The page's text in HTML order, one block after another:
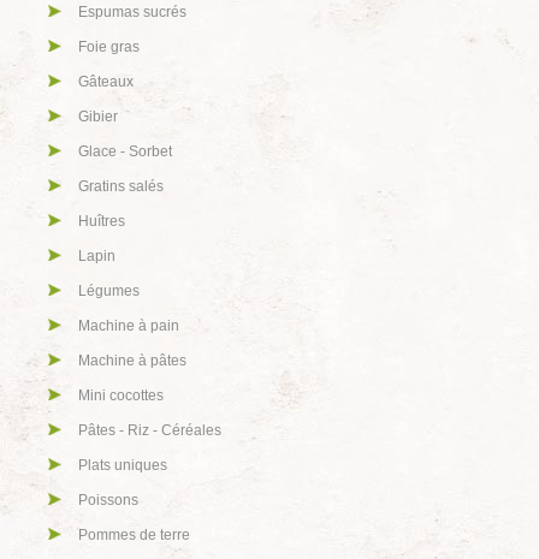
Espumas sucrés
Foie gras
Gâteaux
Gibier
Glace - Sorbet
Gratins salés
Huîtres
Lapin
Légumes
Machine à pain
Machine à pâtes
Mini cocottes
Pâtes - Riz - Céréales
Plats uniques
Poissons
Pommes de terre